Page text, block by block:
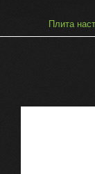
Плита